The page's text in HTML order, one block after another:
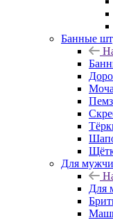
Банные
Для
Для